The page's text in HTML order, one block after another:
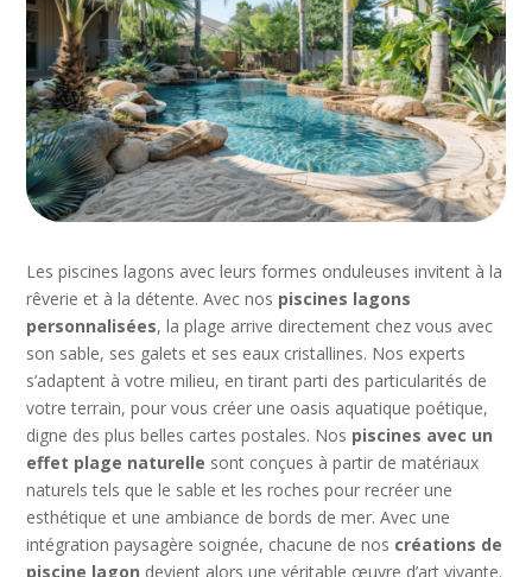
Les piscines lagons avec leurs formes onduleuses invitent à la
rêverie et à la détente. Avec nos piscines lagons
personnalisées, la plage arrive directement chez vous avec
son sable, ses galets et ses eaux cristallines. Nos experts
s’adaptent à votre milieu, en tirant parti des particularités de
votre terrain, pour vous créer une oasis aquatique poétique,
digne des plus belles cartes postales. Nos piscines avec un
effet plage naturelle sont conçues à partir de matériaux
naturels tels que le sable et les roches pour recréer une
esthétique et une ambiance de bords de mer. Avec une
intégration paysagère soignée, chacune de nos créations de
piscine lagon devient alors une véritable œuvre d’art vivante.